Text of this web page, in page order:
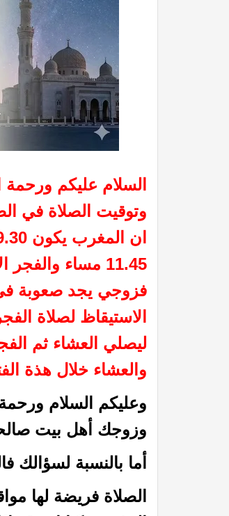
السلام عليكم
وتوقيت الصلاة في
فزوجي يجد صعوبة في
الاستيقاظ لصلاة
ليصلي العشاء ثم
والعشاء خلال هذة
وعليكم السلام ورحمة
وزوجك أهل بيت
أما بالنسبة لسؤالك
الصلاة فريضة لها